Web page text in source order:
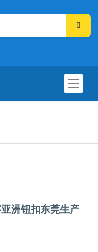
洲钮扣东莞生产